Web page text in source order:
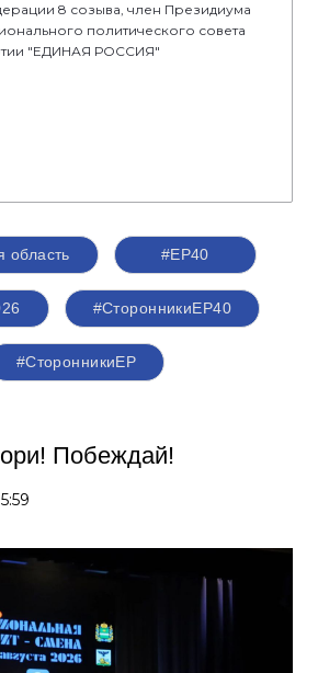
8 созыва, член Президиума
политического совета
"ЕДИНАЯ РОССИЯ"
область #ЕР40
#СторонникиЕР40
#СторонникиЕР
Побеждай!